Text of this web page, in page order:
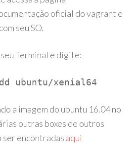
oficial do vagrant e
seu SO.
Terminal e digite:
ubuntu/xenial64
a imagem do ubuntu 16.04 no
outras boxes de outros
ser encontradas aqui